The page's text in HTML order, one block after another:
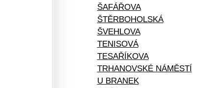
ŠAFÁŘOVA
ŠTĚRBOHOLSKÁ
ŠVEHLOVA
TENISOVÁ
TESAŘÍKOVA
TRHANOVSKÉ NÁMĚSTÍ
U BRANEK